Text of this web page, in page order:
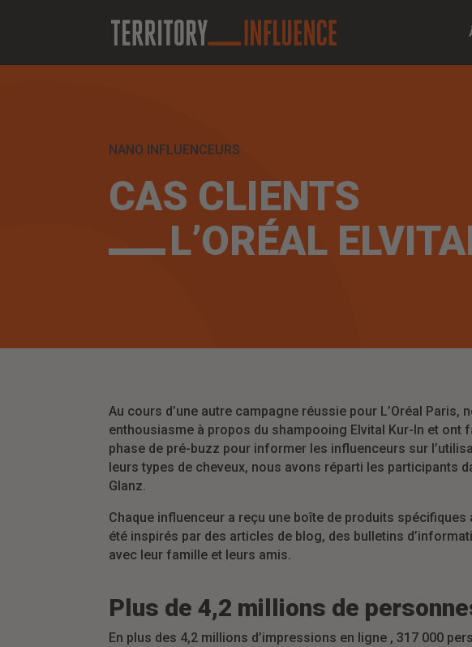
NANO INFLUENCEURS
CAS CLIENTS
L’ORÉAL
Au cours d’une autre campagne réussie pour L’Oréal
enthousiasme à propos du shampooing Elvital Kur-In et
phase de pré-buzz pour informer les influenceurs sur
leurs types de cheveux, nous avons réparti les participants
Glanz.
Chaque influenceur a reçu une boîte de produits
été inspirés par des articles de blog, des bulletins
avec leur famille et leurs amis.
Plus de 4,2 millions de
En plus des 4,2 millions d’impressions en ligne , 317 000